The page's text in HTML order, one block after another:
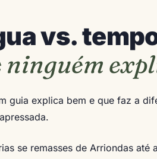
vs.
ninguém
guia explica bem e que faz a
se remasses de Arriondas até